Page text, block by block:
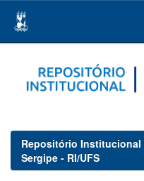
navigation
Repositório Institucional
Sergipe - RI/UFS